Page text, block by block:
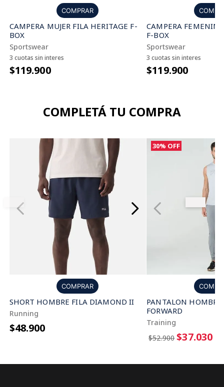
COMPRAR
CAMPERA MUJER FILA HERITAGE F-
BOX
Sportswear
3 cuotas sin interes
$119.900
CAMPERA
F-BOX
Sportswear
3 cuotas sin interes
$119.900
COMPLETÁ TU COMPRA
COMPRAR
SHORT HOMBRE FILA DIAMOND II
Running
$48.900
30% OFF
PANTALON HOMBRE
FORWARD
Training
$52.900 $37.030